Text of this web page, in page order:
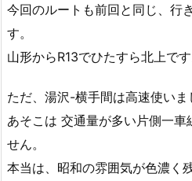
今回のルートも前回と同じ、行
す。
山形からR13でひたすら北上です
ただ、湯沢-横手間は高速使いま
あそこは 交通量が多い片側一車
せん。
本当は、昭和の雰囲気が色濃く